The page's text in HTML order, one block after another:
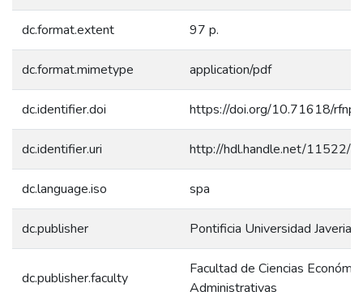
dc.format.extent 97 p.
dc.format.mimetype application/pdf
dc.identifier.doi https://doi.org/10.71618/
dc.identifier.uri http://hdl.handle.net/11522/
dc.language.iso spa
dc.publisher Pontificia Universidad
dc.publisher.faculty
Facultad de Ciencias
Administrativas